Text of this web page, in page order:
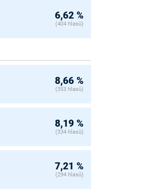
6,62 %
(404 hlasů)
8,66 %
(353 hlasů)
8,19 %
(334 hlasů)
7,21 %
(294 hlasů)